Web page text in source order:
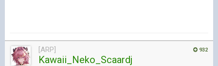
932
[ARP]
Kawaii_Neko_Scaardj